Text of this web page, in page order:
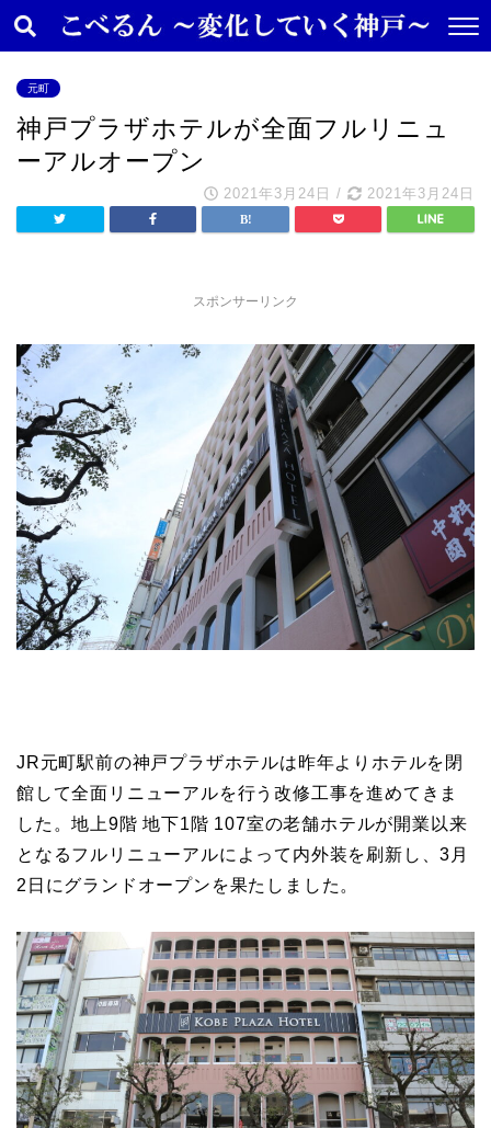
元町
神戸プラザホテルが全面フルリニュ
ーアルオープン
2021年3月24日 / 2021年3月24日
スポンサーリンク
JR元町駅前の神戸プラザホテルは昨年よりホテルを閉
館して全面リニューアルを行う改修工事を進めてきま
した。地上9階 地下1階 107室の老舗ホテルが開業以来
となるフルリニューアルによって内外装を刷新し、3月
2日にグランドオープンを果たしました。